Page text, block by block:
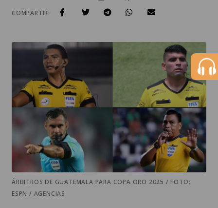
COMPARTIR:
ÁRBITROS DE GUATEMALA PARA COPA ORO 2025 / FOTO:
ESPN / AGENCIAS